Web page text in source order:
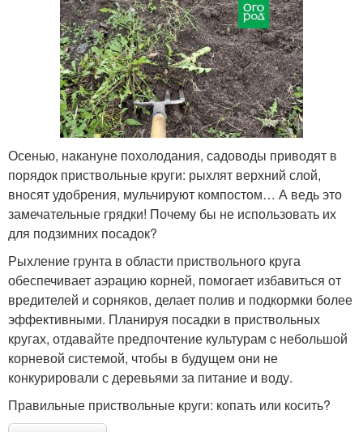
Осенью, накануне похолодания, садоводы приводят в
порядок приствольные круги: рыхлят верхний слой,
вносят удобрения, мульчируют компостом… А ведь это
замечательные грядки! Почему бы не использовать их
для подзимних посадок?
Рыхление грунта в области приствольного круга
обеспечивает аэрацию корней, помогает избавиться от
вредителей и сорняков, делает полив и подкормки более
эффективными. Планируя посадки в приствольных
кругах, отдавайте предпочтение культурам c небольшой
корневой системой, чтобы в будущем они не
конкурировали с деревьями за питание и воду.
Правильные приствольные круги: копать или косить?